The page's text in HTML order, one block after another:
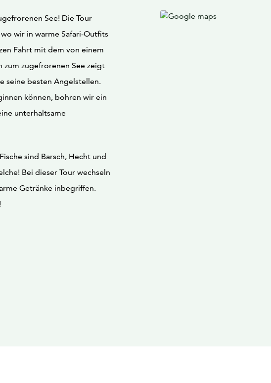
See! Die Tour
wir in warme Safari-Outfits
Fahrt mit dem von einem
zugefrorenen See zeigt
seine besten Angelstellen.
können, bohren wir ein
unterhaltsame
sind Barsch, Hecht und
Bei dieser Tour wechseln
Getränke inbegriffen.